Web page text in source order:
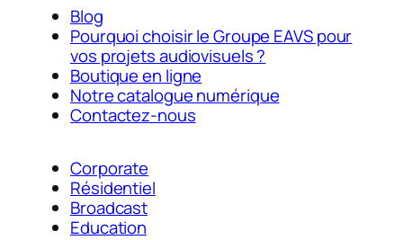
Blog
Pourquoi choisir le Groupe EAVS pour
vos projets audiovisuels ?
Boutique en ligne
Notre catalogue numérique
Contactez-nous
Corporate
Résidentiel
Broadcast
Education